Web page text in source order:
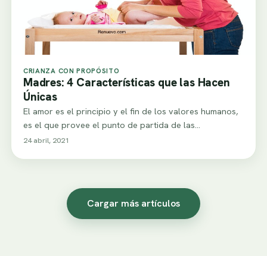
CRIANZA CON PROPÓSITO
Madres: 4 Características que las Hacen
Únicas
El amor es el principio y el fin de los valores humanos,
es el que provee el punto de partida de las…
24 abril, 2021
Cargar más artículos